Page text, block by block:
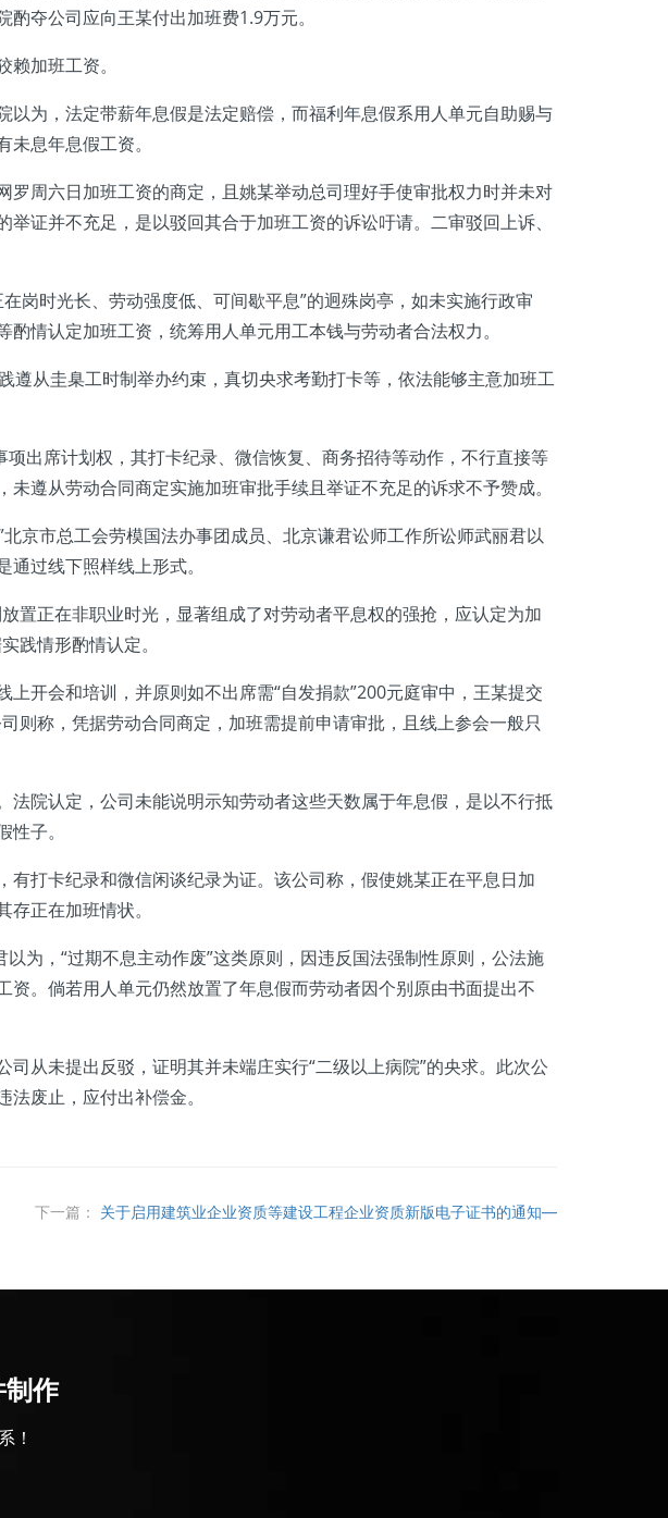
夺公司应向王某付出加班费1.9万元。
加班工资。
以为，法定带薪年息假是法定赔偿，而福利年息假系用人单元自助赐与
息年息假工资。
周六日加班工资的商定，且姚某举动总司理好手使审批权力时并未对
证并不充足，是以驳回其合于加班工资的诉讼吁请。二审驳回上诉、
岗时光长、劳动强度低、可间歇平息”的迥殊岗亭，如未实施行政审
情认定加班工资，统筹用人单元用工本钱与劳动者合法权力。
从圭臬工时制举办约束，真切央求考勤打卡等，依法能够主意加班工
出席计划权，其打卡纪录、微信恢复、商务招待等动作，不行直接等
遵从劳动合同商定实施加班审批手续且举证不充足的诉求不予赞成。
京市总工会劳模国法办事团成员、北京谦君讼师工作所讼师武丽君以
过线下照样线上形式。
正在非职业时光，显著组成了对劳动者平息权的强抢，应认定为加
践情形酌情认定。
会和培训，并原则如不出席需“自发捐款”200元庭审中，王某提交
则称，凭据劳动合同商定，加班需提前申请审批，且线上参会一般只
院认定，公司未能说明示知劳动者这些天数属于年息假，是以不行抵
子。
打卡纪录和微信闲谈纪录为证。该公司称，假使姚某正在平息日加
正在加班情状。
，“过期不息主动作废”这类原则，因违反国法强制性原则，公法施
。倘若用人单元仍然放置了年息假而劳动者因个别原由书面提出不
未提出反驳，证明其并未端庄实行“二级以上病院”的央求。此次公
法废止，应付出补偿金。
下一篇： 关于启用建筑业企业资质等建设工程企业资质新版电子证书的通知—
作
！